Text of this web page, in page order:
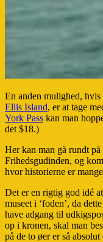
En anden mulighed,
Ellis Island, er at tage
York Pass kan man
det $18.)
Her kan man gå rundt
Frihedsgudinden, og
hvor historierne er
Det er en rigtig god idé
museet i ‘foden’, da
have adgang til
op i kronen, skal man
på de to øer er så